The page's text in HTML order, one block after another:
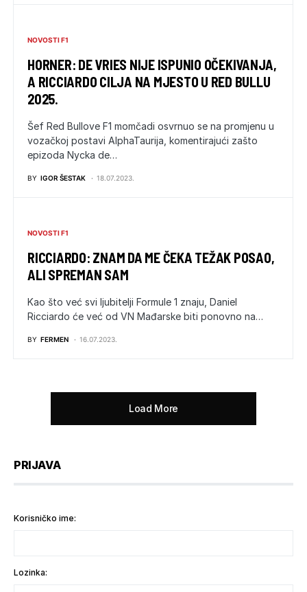
NOVOSTI F1
HORNER: DE VRIES NIJE ISPUNIO OČEKIVANJA,
A RICCIARDO CILJA NA MJESTO U RED BULLU
2025.
Šef Red Bullove F1 momčadi osvrnuo se na promjenu u
vozačkoj postavi AlphaTaurija, komentirajući zašto
epizoda Nycka de…
BY IGOR ŠESTAK 18.07.2023.
NOVOSTI F1
RICCIARDO: ZNAM DA ME ČEKA TEŽAK POSAO,
ALI SPREMAN SAM
Kao što već svi ljubitelji Formule 1 znaju, Daniel
Ricciardo će već od VN Mađarske biti ponovno na…
BY FERMEN 16.07.2023.
Load More
PRIJAVA
Korisničko ime:
Lozinka: